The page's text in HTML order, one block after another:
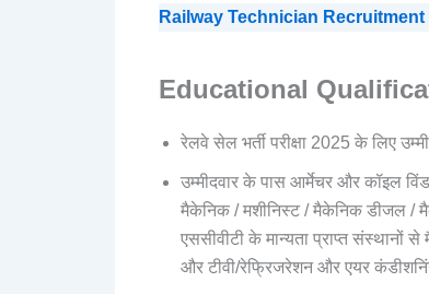
Railway Technician Recruitment
Educational
रेलवे सेल भर्ती परीक्षा 2025 के लिए
उम्मीदवार के पास आर्मेचर और कॉइल
मैकेनिक / मशीनिस्ट / मैकेनिक डीजल /
एससीवीटी के मान्यता प्राप्त
और टीवी/रेफ्रिजरेशन और एयर